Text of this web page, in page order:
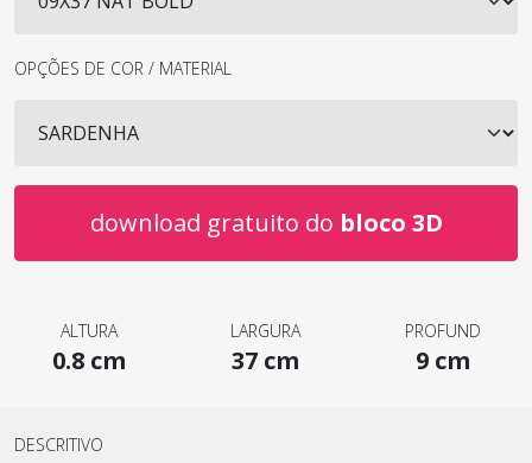
OPÇÕES DE COR / MATERIAL
download gratuito do bloco 3D
ALTURA
0.8 cm
LARGURA
37 cm
PROFUND
9 cm
DESCRITIVO